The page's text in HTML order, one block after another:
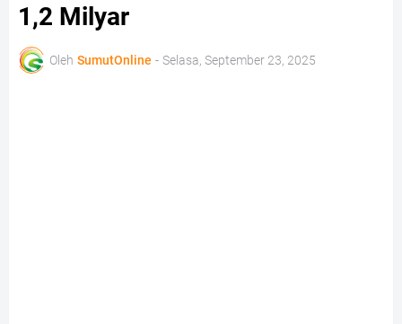
1,2 Milyar
Oleh SumutOnline - Selasa, September 23, 2025